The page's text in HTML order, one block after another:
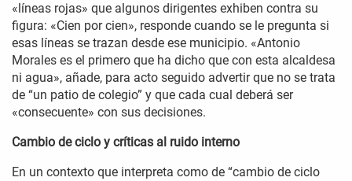
«líneas rojas» que algunos dirigentes exhiben contra su
figura: «Cien por cien», responde cuando se le pregunta si
esas líneas se trazan desde ese municipio. «Antonio
Morales es el primero que ha dicho que con esta alcaldesa
ni agua», añade, para acto seguido advertir que no se trata
de “un patio de colegio” y que cada cual deberá ser
«consecuente» con sus decisiones.
Cambio de ciclo y críticas al ruido interno
En un contexto que interpreta como de “cambio de ciclo